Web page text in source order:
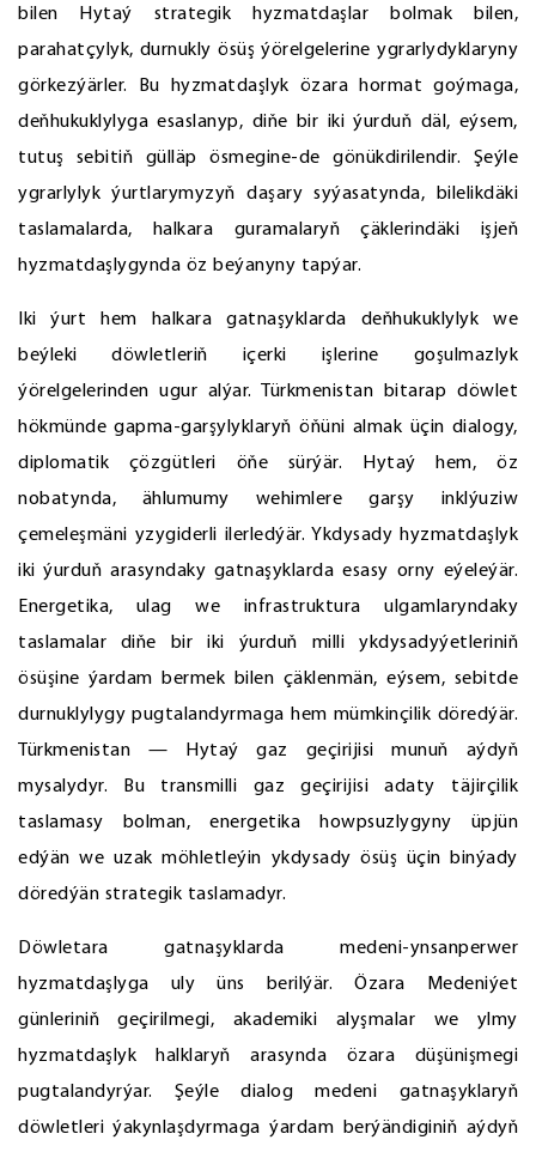
bilen Hytaý strategik hyzmatdaşlar bolmak bilen,
parahatçylyk, durnukly ösüş ýörelgelerine ygrarlydyklaryny
görkezýärler. Bu hyzmatdaşlyk özara hormat goýmaga,
deňhukuklylyga esaslanyp, diňe bir iki ýurduň däl, eýsem,
tutuş sebitiň gülläp ösmegine-de gönükdirilendir. Şeýle
ygrarlylyk ýurtlarymyzyň daşary syýasatynda, bilelikdäki
taslamalarda, halkara guramalaryň çäklerindäki işjeň
hyzmatdaşlygynda öz beýanyny tapýar.
Iki ýurt hem halkara gatnaşyklarda deňhukuklylyk we
beýleki döwletleriň içerki işlerine goşulmazlyk
ýörelgelerinden ugur alýar. Türkmenistan bitarap döwlet
hökmünde gapma-garşylyklaryň öňüni almak üçin dialogy,
diplomatik çözgütleri öňe sürýär. Hytaý hem, öz
nobatynda, ählumumy wehimlere garşy inklýuziw
çemeleşmäni yzygiderli ilerledýär. Ykdysady hyzmatdaşlyk
iki ýurduň arasyndaky gatnaşyklarda esasy orny eýeleýär.
Energetika, ulag we infrastruktura ulgamlaryndaky
taslamalar diňe bir iki ýurduň milli ykdysadyýetleriniň
ösüşine ýardam bermek bilen çäklenmän, eýsem, sebitde
durnuklylygy pugtalandyrmaga hem mümkinçilik döredýär.
Türkmenistan — Hytaý gaz geçirijisi munuň aýdyň
mysalydyr. Bu transmilli gaz geçirijisi adaty täjirçilik
taslamasy bolman, energetika howpsuzlygyny üpjün
edýän we uzak möhletleýin ykdysady ösüş üçin binýady
döredýän strategik taslamadyr.
Döwletara gatnaşyklarda medeni-ynsanperwer
hyzmatdaşlyga uly üns berilýär. Özara Medeniýet
günleriniň geçirilmegi, akademiki alyşmalar we ylmy
hyzmatdaşlyk halklaryň arasynda özara düşünişmegi
pugtalandyrýar. Şeýle dialog medeni gatnaşyklaryň
döwletleri ýakynlaşdyrmaga ýardam berýändiginiň aýdyň